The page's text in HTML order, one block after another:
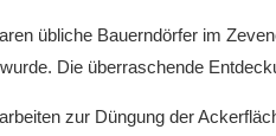
übliche Bauerndörfer im
Die überraschende
zur Düngung der